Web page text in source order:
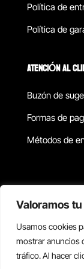
Valoramos
Usamos cookies
mostrar anuncios
tráfico. Al hacer
Política de
Política de
ATENCIÓN AL
Buzón de
Formas de
Métodos de
Copyright ©